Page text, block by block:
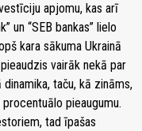
apjomu, kas arī
un “SEB bankas” lielo
kara sākuma Ukrainā
vairāk nekā par
taču, kā zināms,
pieaugumu.
tad īpašas